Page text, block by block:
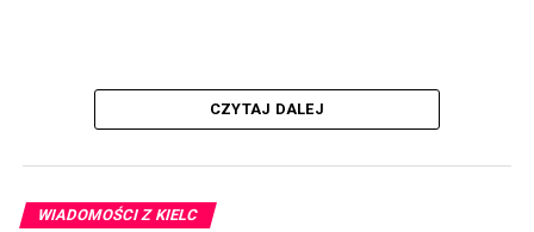
CZYTAJ DALEJ
WIADOMOŚCI Z KIELC